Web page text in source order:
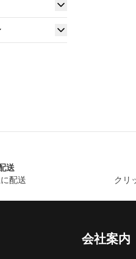
送
配送
クリ
会社案内